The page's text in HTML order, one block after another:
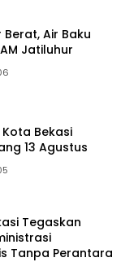
Air Baku
Jatiluhur
Bekasi
13 Agustus
Tegaskan
Tanpa Perantara